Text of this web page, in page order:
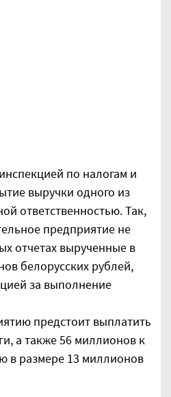
по налогам и
выручки одного из
ответственностью. Так,
предприятие не
отчетах вырученные в
белорусских рублей,
за выполнение
предстоит выплатить
а также 56 миллионов к
в размере 13 миллионов